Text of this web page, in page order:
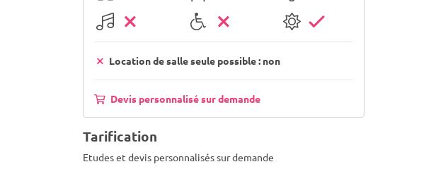
Location de salle seule possible : non
Devis personnalisé sur demande
Tarification
Etudes et devis personnalisés sur demande